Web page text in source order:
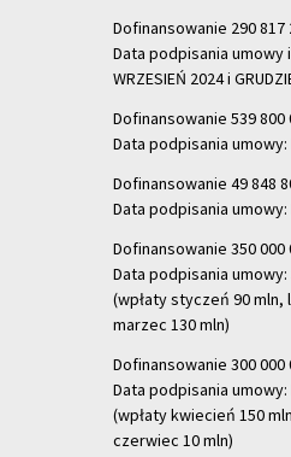
Dofinansowanie 290 817
Data podpisania umowy
WRZESIEŃ 2024 i
Dofinansowanie 539 800
Data podpisania umowy:
Dofinansowanie 49 848
Data podpisania umowy:
Dofinansowanie 350 000
Data podpisania umowy:
(wpłaty styczeń 90 mln,
marzec 130 mln)
Dofinansowanie 300 000
Data podpisania umowy:
(wpłaty kwiecień 150
czerwiec 10 mln)